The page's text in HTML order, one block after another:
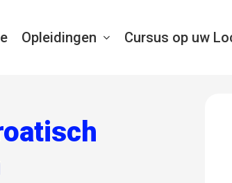
Opleidingen Cursus op uw